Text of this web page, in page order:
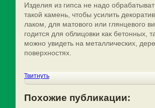
Изделия из гипса не надо
такой камень, чтобы усилить
лаком, для матового или глянцевого
годится для облицовки как бетонных,
можно увидеть на металлических,
поверхностях.
Твитнуть
Похожие публикации: